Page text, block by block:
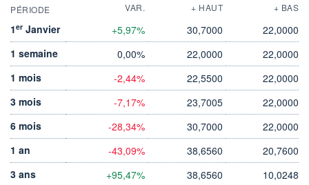
PÉRIODE VAR. + HAUT + BAS
1er Janvier +5,97% 30,7000
22,0000
1 semaine
0,00% 22,0000
22,0000
1 mois
-2,44% 22,5500
22,0000
3 mois
-7,17% 23,7005
22,0000
6 mois
-28,34% 30,7000
22,0000
1 an
-43,09% 38,6560
20,7600
3 ans
+95,47% 38,6560
10,0248